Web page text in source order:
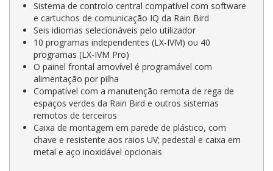
Sistema de controlo central compatível com software
e cartuchos de comunicação IQ da Rain Bird
Seis idiomas selecionáveis pelo utilizador
10 programas independentes (LX-IVM) ou 40
programas (LX-IVM Pro)
O painel frontal amovível é programável com
alimentação por pilha
Compatível com a manutenção remota de rega de
espaços verdes da Rain Bird e outros sistemas
remotos de terceiros
Caixa de montagem em parede de plástico, com
chave e resistente aos raios UV; pedestal e caixa em
metal e aço inoxidável opcionais